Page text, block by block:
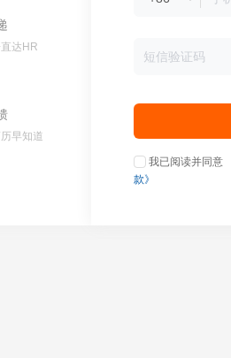
达HR
早知道
我已阅读并同意
款》